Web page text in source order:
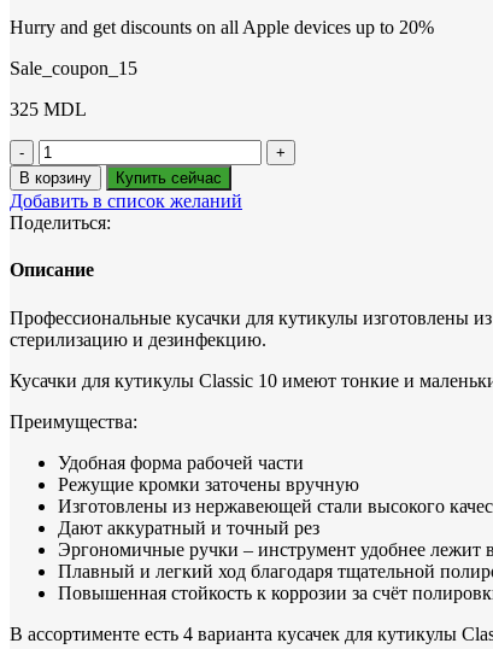
Hurry and get discounts on all Apple devices up to 20%
Sale_coupon_15
325 MDL
Количество
товара
Кусачки
для
кожи
10
мм
В корзину Купить сейчас
Добавить в список желаний
Поделиться:
Описание
Профессиональные кусачки для кутикулы изготовлены
стерилизацию и дезинфекцию.
Кусачки для кутикулы Classic 10 имеют тонкие и
Преимущества:
Удобная форма рабочей части
Режущие кромки заточены вручную
Изготовлены из нержавеющей стали высокого
Дают аккуратный и точный рез
Эргономичные ручки – инструмент удобнее лежит
Плавный и легкий ход благодаря тщательной
Повышенная стойкость к коррозии за счёт
В ассортименте есть 4 варианта кусачек для кутикулы